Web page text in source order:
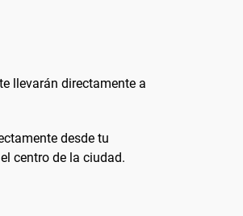
llevarán directamente a
desde tu
centro de la ciudad.